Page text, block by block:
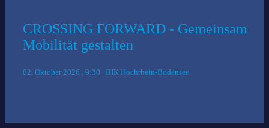
CROSSING FORWARD - Gemeinsam
Mobilität gestalten
02. Oktober 2026 , 9:30 | IHK Hochrhein-Bodensee